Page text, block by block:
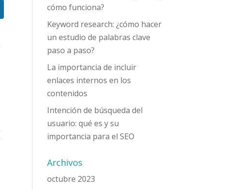
cómo funciona?
Keyword research: ¿cómo hacer
un estudio de palabras clave
paso a paso?
La importancia de incluir
enlaces internos en los
contenidos
Intención de búsqueda del
usuario: qué es y su
importancia para el SEO
Archivos
octubre 2023